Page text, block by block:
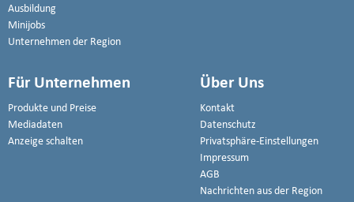
Ausbildung
Minijobs
Unternehmen der Region
Für Unternehmen
Produkte und Preise
Mediadaten
Anzeige schalten
Über Uns
Kontakt
Datenschutz
Privatsphäre-Einstellungen
Impressum
AGB
Nachrichten aus der Region